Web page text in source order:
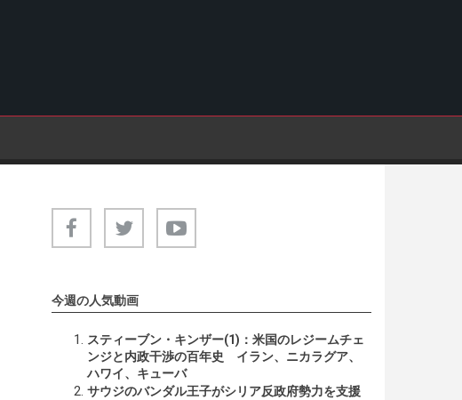
今週の人気動画
スティーブン・キンザー(1)：米国のレジームチェ
ンジと内政干渉の百年史 イラン、ニカラグア、
ハワイ、キューバ
サウジのバンダル王子がシリア反政府勢力を支援